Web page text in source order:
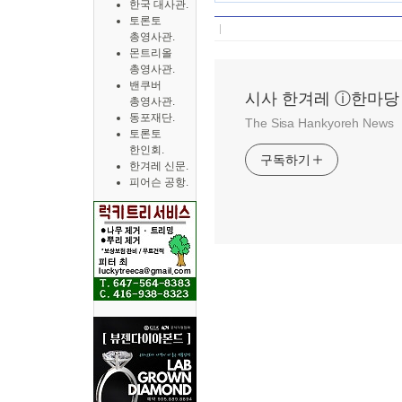
한국 대사관.
토론토
총영사관.
몬트리올
총영사관.
밴쿠버
총영사관.
동포재단.
토론토
한인회.
한겨레 신문.
피어슨 공항.
시사 한겨레 ⓘ한마당
The Sisa Hankyoreh News
구독하기